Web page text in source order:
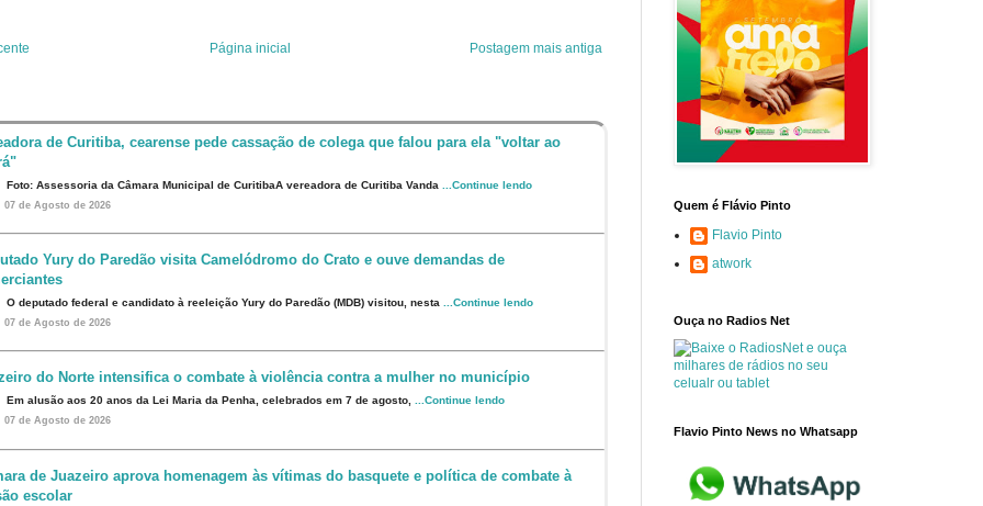
t
Postagem mais antiga
Página inicial
de Curitiba, cearense pede cassação de colega que falou para ela "voltar ao
Foto: Assessoria da Câmara Municipal de CuritibaA vereadora de Curitiba Vanda ...Continue lendo
07 de Agosto de 2026
Yury do Paredão visita Camelódromo do Crato e ouve demandas de
O deputado federal e candidato à reeleição Yury do Paredão (MDB) visitou, nesta ...Continue lendo
07 de Agosto de 2026
do Norte intensifica o combate à violência contra a mulher no município
Em alusão aos 20 anos da Lei Maria da Penha, celebrados em 7 de agosto, ...Continue lendo
07 de Agosto de 2026
de Juazeiro aprova homenagem às vítimas do basquete e política de combate à
escolar
Quem é Flávio Pinto
Flavio Pinto
atwork
Ouça no Radios Net
Flavio Pinto News no Whatsapp